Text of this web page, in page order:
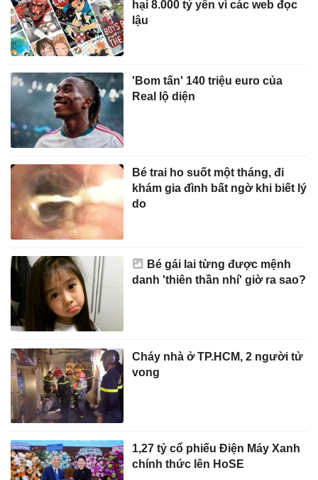
hại 8.000 tỷ yên vì các web đọc
lậu
'Bom tấn' 140 triệu euro của
Real lộ diện
Bé trai ho suốt một tháng, đi
khám gia đình bất ngờ khi biết lý
do
Bé gái lai từng được mệnh
danh 'thiên thần nhí' giờ ra sao?
Cháy nhà ở TP.HCM, 2 người tử
vong
1,27 tỷ cổ phiếu Điện Máy Xanh
chính thức lên HoSE